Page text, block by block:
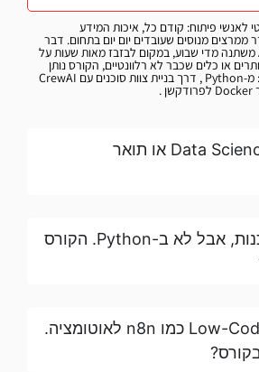
לאנשי פיתוח: קודם כל, איכות המידע
מנוסים שעובדים יום יום בתחום. דבר
שני, עולם ה-Agentic AI משתנה מדי שבוע, במקום לבזבז מאות שעות על
או כלים שכבר לא רלוונטיים, הקורס נותן
לכם מסלול E2E ממוקד: מ-Python , דרך בניית צוות סוכנים עם CrewAI
צריך רקע ב-Data Science או תואר
יש לי רקע בתכנות, אבל לא ב-Python. הקורס
יש לי ידע ב- Low-Code כמו n8n לאוטומציה.